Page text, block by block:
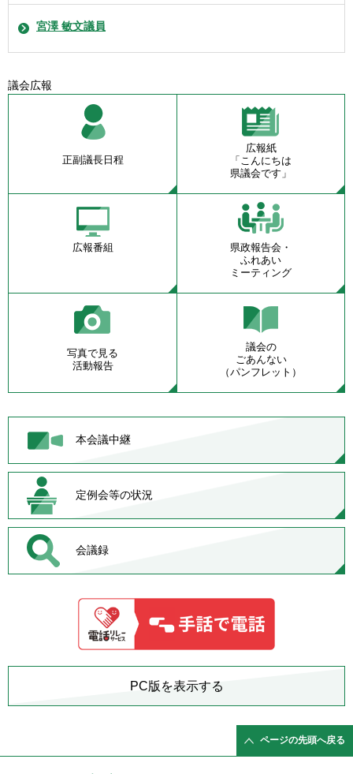
宮澤 敏文議員
議会広報
正副議長日程
広報紙
「こんにちは
県議会です」
広報番組
県政報告会・
ふれあい
ミーティング
写真で見る
活動報告
議会の
ごあんない
（パンフレット）
本会議中継
定例会等の状況
会議録
PC版を表示する
ページの先頭へ戻る